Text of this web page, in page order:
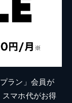
ラン」会員が
マホ代がお得